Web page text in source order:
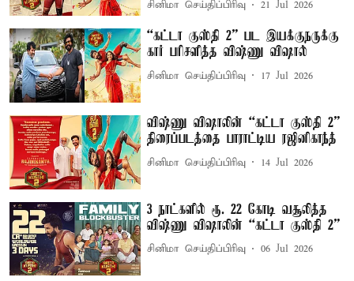
சினிமா செய்திப்பிரிவு 21 Jul 2026
“கட்டா குஸ்தி 2” பட இயக்குநருக்கு
கார் பரிசளித்த விஷ்ணு விஷால்
சினிமா செய்திப்பிரிவு 17 Jul 2026
விஷ்ணு விஷாலின் “கட்டா குஸ்தி 2”
திரைப்படத்தை பாராட்டிய ரஜினிகாந்த்
சினிமா செய்திப்பிரிவு 14 Jul 2026
3 நாட்களில் ரூ. 22 கோடி வசூலித்த
விஷ்ணு விஷாலின் “கட்டா குஸ்தி 2”
சினிமா செய்திப்பிரிவு 06 Jul 2026